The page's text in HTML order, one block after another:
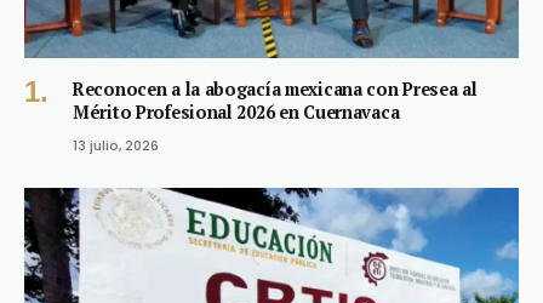
Reconocen a la abogacía mexicana con Presea al
Mérito Profesional 2026 en Cuernavaca
13 julio, 2026